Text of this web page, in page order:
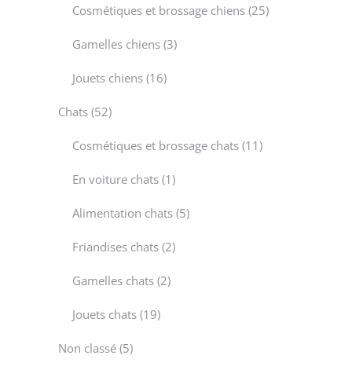
Cosmétiques et brossage chiens 2525
Gamelles chiens 33
Jouets chiens 1616
Chats 5252
Cosmétiques et brossage chats 1111
En voiture chats 11
Alimentation chats 55
Friandises chats 22
Gamelles chats 22
Jouets chats 1919
Non classé 55